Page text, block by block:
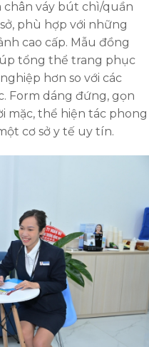
chân váy bút chì/quần
phù hợp với những
cao cấp. Mẫu đồng
tổng thể trang phục
hơn so với các
Form dáng đứng, gọn
mặc, thể hiện tác phong
cơ sở y tế uy tín.